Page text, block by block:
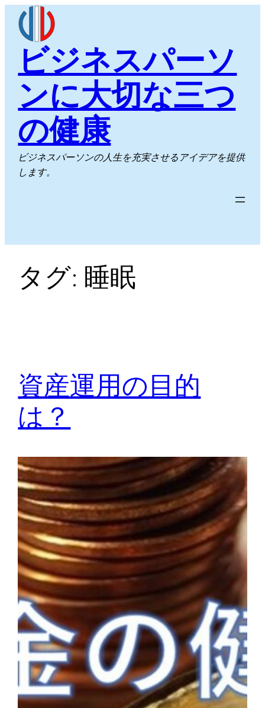
ビジネスパーソ
ンに大切な三つ
の健康
ビジネスパーソンの人生を充実させるアイデアを提供
します。
タグ: 睡眠
資産運用の目的
は？